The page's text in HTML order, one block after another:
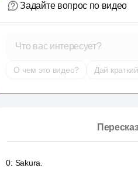
Задайте вопрос по видео
Что вас интересует?
О чем это видео? Дай
0: Sakura.